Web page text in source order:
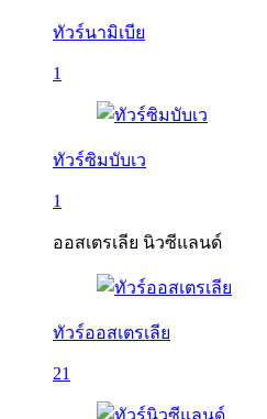
ทัวร์นามิเบีย
1
ทัวร์ซิมบับเว
1
ออสเตรเลีย นิวซีแลนด์
ทัวร์ออสเตรเลีย
21